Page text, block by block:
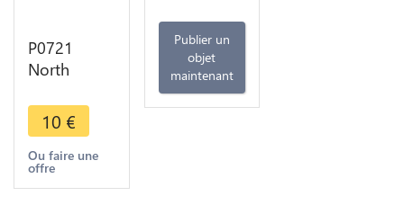
P0721
North
1 Denar
2000 Years
of
Christianity
10 €
Ou faire une
offre
Publier un
objet
maintenant